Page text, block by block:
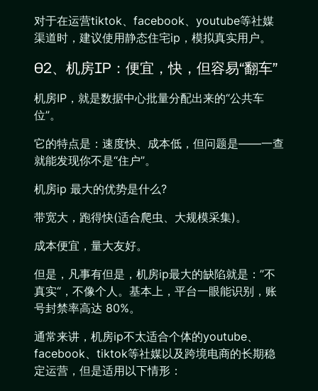
对于在运营tiktok、facebook、youtube等社媒
渠道时，建议使用静态住宅ip，模拟真实用户。
02、机房IP：便宜，快，但容易“翻车”
机房IP，就是数据中心批量分配出来的“公共车
位”。
它的特点是：速度快、成本低，但问题是——一查
就能发现你不是“住户”。
机房ip 最大的优势是什么?
带宽大，跑得快(适合爬虫、大规模采集)。
成本便宜，量大友好。
但是，凡事有但是，机房ip最大的缺陷就是：”不
真实“，不像个人。基本上，平台一眼能识别，账
号封禁率高达 80%。
通常来讲，机房ip不太适合个体的youtube、
facebook、tiktok等社媒以及跨境电商的长期稳
定运营，但是适用以下情形：